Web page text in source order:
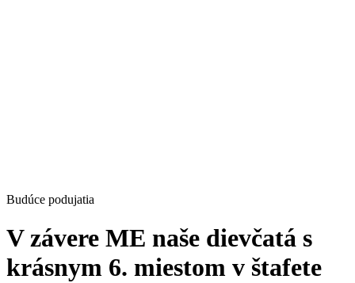
Budúce podujatia
V závere ME naše dievčatá s
krásnym 6. miestom v štafete